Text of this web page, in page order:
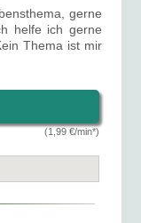
gerne
helfe ich gerne
Thema ist mir
(1,99 €/min*)